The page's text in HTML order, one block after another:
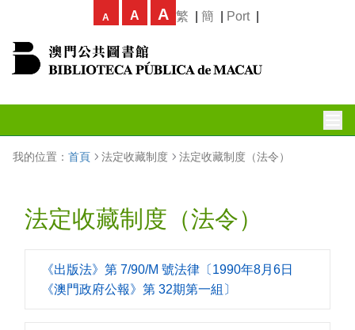
A A A 繁 簡 Port|
我的位置： 首頁 法定收藏制度 法定收藏制度（法令）
法定收藏制度（法令）
《出版法》第 7/90/M 號法律〔1990年8月6日
《澳門政府公報》第 32期第一組〕